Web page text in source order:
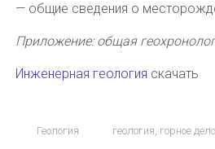
— общие сведения о
Приложение: общая
Инженерная геология скачать
Геология геология, горное дело